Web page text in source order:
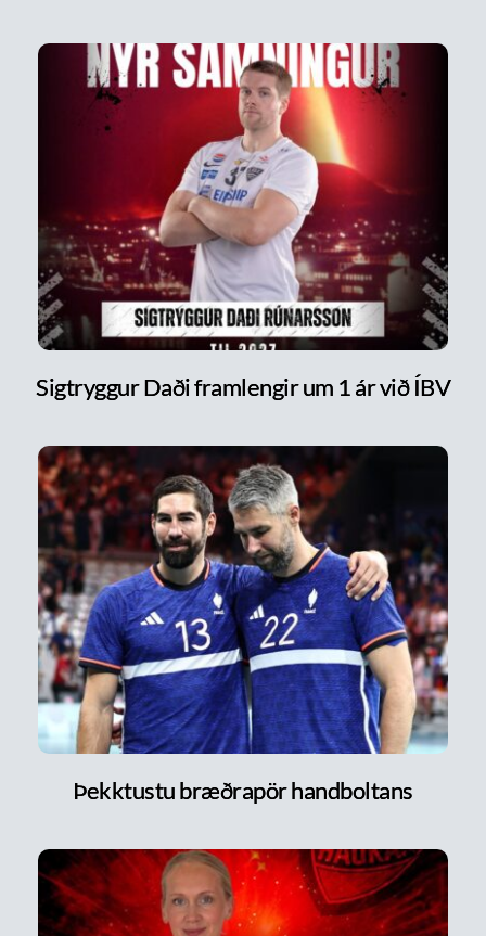
Sigtryggur Daði framlengir um 1 ár við ÍBV
Þekktustu bræðrapör handboltans